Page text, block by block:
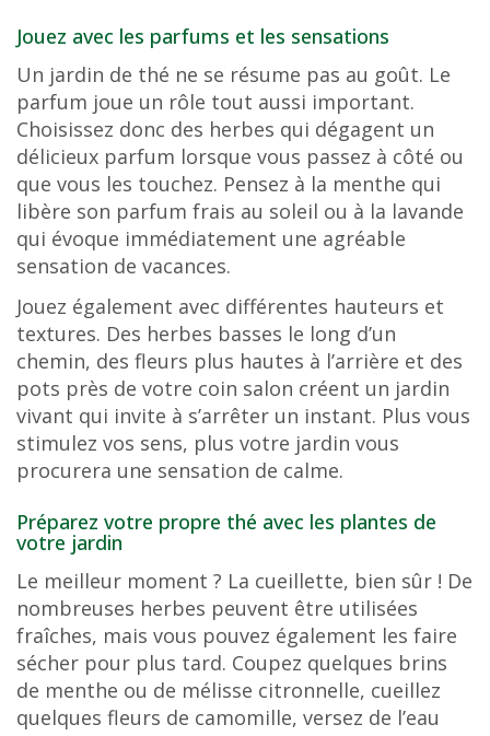
Jouez avec les parfums et les sensations
Un jardin de thé ne se résume pas au goût. Le
parfum joue un rôle tout aussi important.
Choisissez donc des herbes qui dégagent un
délicieux parfum lorsque vous passez à côté ou
que vous les touchez. Pensez à la menthe qui
libère son parfum frais au soleil ou à la lavande
qui évoque immédiatement une agréable
sensation de vacances.
Jouez également avec différentes hauteurs et
textures. Des herbes basses le long d’un
chemin, des fleurs plus hautes à l’arrière et des
pots près de votre coin salon créent un jardin
vivant qui invite à s’arrêter un instant. Plus vous
stimulez vos sens, plus votre jardin vous
procurera une sensation de calme.
Préparez votre propre thé avec les plantes de
votre jardin
Le meilleur moment ? La cueillette, bien sûr ! De
nombreuses herbes peuvent être utilisées
fraîches, mais vous pouvez également les faire
sécher pour plus tard. Coupez quelques brins
de menthe ou de mélisse citronnelle, cueillez
quelques fleurs de camomille, versez de l’eau